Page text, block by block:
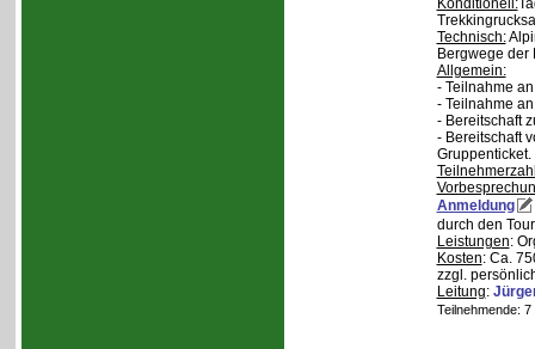
Konditionell:
Technisch:
Bergwege
Allgemein:
- Teilnahme
- Teilnahme
- Bereitschaft
- Bereitschaft
Gruppenticket.
Anmeldung
durch den
Leistungen:
Kosten: Ca.
zzgl.
Leitung:
Teilnehmende: